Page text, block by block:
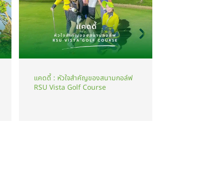
แคดดี้ : หัวใจสำคัญของสนามกอล์ฟ
RSU Vista Golf Course